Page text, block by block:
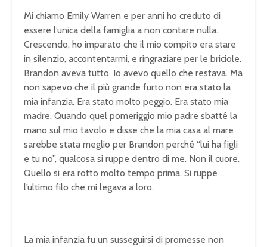
Mi chiamo Emily Warren e per anni ho creduto di
essere l’unica della famiglia a non contare nulla.
Crescendo, ho imparato che il mio compito era stare
in silenzio, accontentarmi, e ringraziare per le briciole.
Brandon aveva tutto. Io avevo quello che restava. Ma
non sapevo che il più grande furto non era stato la
mia infanzia. Era stato molto peggio. Era stato mia
madre. Quando quel pomeriggio mio padre sbatté la
mano sul mio tavolo e disse che la mia casa al mare
sarebbe stata meglio per Brandon perché “lui ha figli
e tu no”, qualcosa si ruppe dentro di me. Non il cuore.
Quello si era rotto molto tempo prima. Si ruppe
l’ultimo filo che mi legava a loro.
La mia infanzia fu un susseguirsi di promesse non